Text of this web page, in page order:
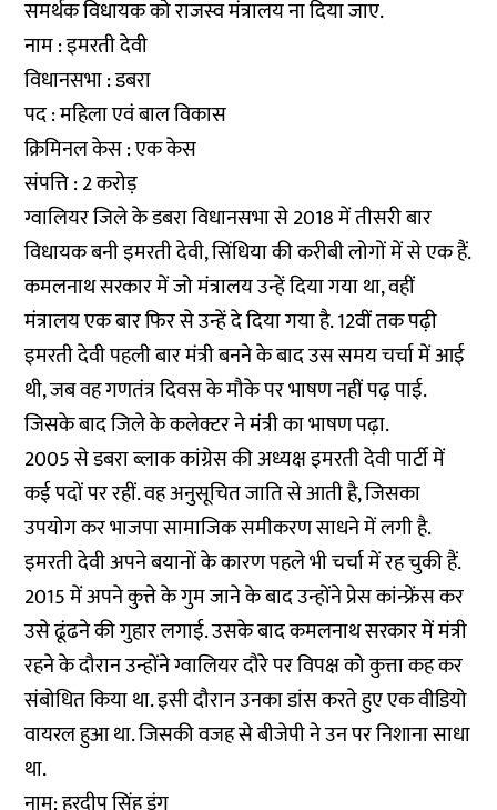
समर्थक विधायक को राजस्व मंत्रालय ना दिया जाए.
नाम : इमरती देवी
विधानसभा : डबरा
पद : महिला एवं बाल विकास
क्रिमिनल केस : एक केस
संपत्ति : 2 करोड़
ग्वालियर जिले के डबरा विधानसभा से 2018 में तीसरी बार
विधायक बनी इमरती देवी, सिंधिया की करीबी लोगों में से एक हैं.
कमलनाथ सरकार में जो मंत्रालय उन्हें दिया गया था, वहीं
मंत्रालय एक बार फिर से उन्हें दे दिया गया है. 12वीं तक पढ़ी
इमरती देवी पहली बार मंत्री बनने के बाद उस समय चर्चा में आई
थी, जब वह गणतंत्र दिवस के मौके पर भाषण नहीं पढ़ पाई.
जिसके बाद जिले के कलेक्टर ने मंत्री का भाषण पढ़ा.
2005 से डबरा ब्लाक कांग्रेस की अध्यक्ष इमरती देवी पार्टी में
कई पदों पर रहीं. वह अनुसूचित जाति से आती है, जिसका
उपयोग कर भाजपा सामाजिक समीकरण साधने में लगी है.
इमरती देवी अपने बयानों के कारण पहले भी चर्चा में रह चुकी हैं.
2015 में अपने कुत्ते के गुम जाने के बाद उन्होंने प्रेस कांन्फ्रेंस कर
उसे ढूंढने की गुहार लगाई. उसके बाद कमलनाथ सरकार में मंत्री
रहने के दौरान उन्होंने ग्वालियर दौरे पर विपक्ष को कुत्ता कह कर
संबोधित किया था. इसी दौरान उनका डांस करते हुए एक वीडियो
वायरल हुआ था. जिसकी वजह से बीजेपी ने उन पर निशाना साधा
था.